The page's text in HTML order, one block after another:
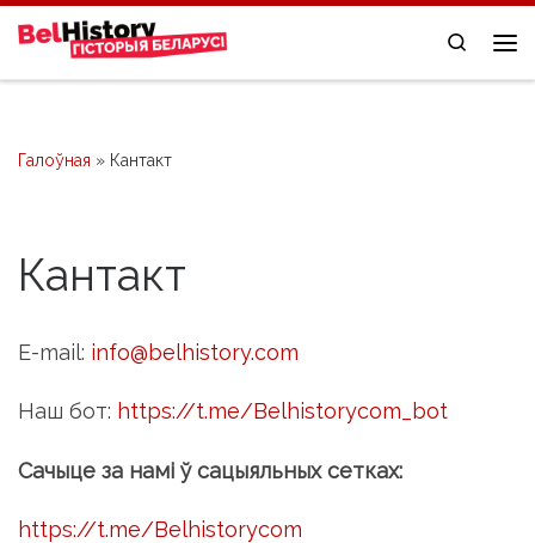
Skip to content
Search
Галоўная » Кaнтакт
Кaнтакт
E-mail: info@belhistory.com
Наш бот: https://t.me/Belhistorycom_bot
Сачыце за намі ў сацыяльных сетках:
https://t.me/Belhistorycom